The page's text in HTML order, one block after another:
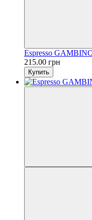
Espresso
215.00 грн
Купить